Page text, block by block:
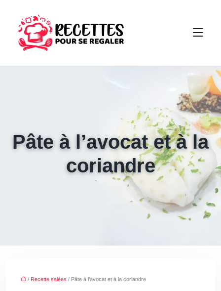
Pâte à l’avocat et à la
coriandre
/ Recette salées / Pâte à l’avocat et à la coriandre